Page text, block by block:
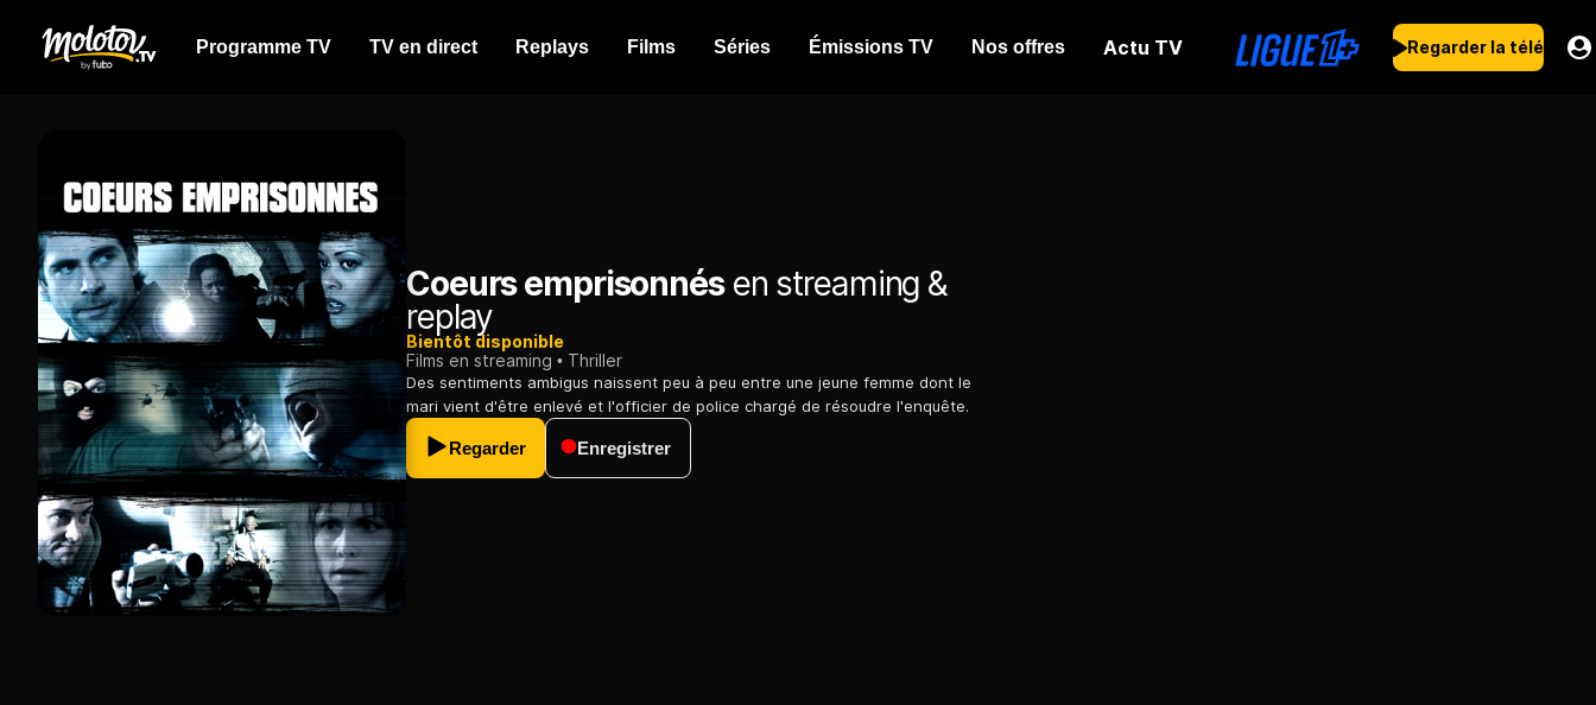
Programme TV TV en direct Replays Films Séries Émissions TV Nos offres Actu TV Regarder la télé
Coeurs emprisonnésen streaming &
replay
Bientôt disponible
Films en streaming
Thriller
Des sentiments ambigus naissent peu à peu entre une jeune femme dont le
mari vient d'être enlevé et l'officier de police chargé de résoudre l'enquête.
Regarder Enregistrer